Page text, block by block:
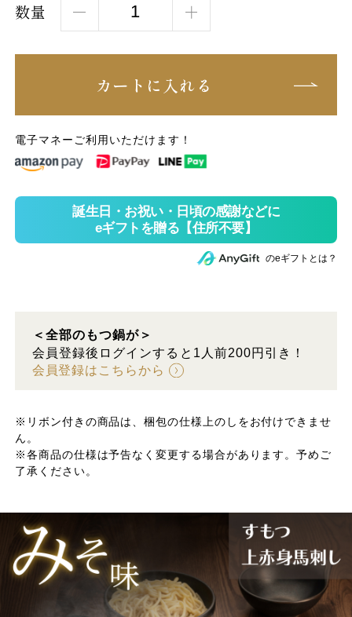
数量
カートに入れる
電子マネーご利用いただけます！
のeギフトとは？
＜全部のもつ鍋が＞
会員登録後ログインすると1人前200円引き！
会員登録はこちらから
※リボン付きの商品は、梱包の仕様上のしをお付けできませ
ん。
※各商品の仕様は予告なく変更する場合があります。予めご
了承ください。